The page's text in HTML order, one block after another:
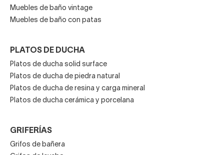
Muebles de baño vintage
Muebles de baño con patas
PLATOS DE DUCHA
Platos de ducha solid surface
Platos de ducha de piedra natural
Platos de ducha de resina y carga mineral
Platos de ducha cerámica y porcelana
GRIFERÍAS
Grifos de bañera